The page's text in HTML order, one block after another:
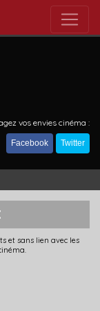
vos envies cinéma :
Facebook Twitter
et sans lien avec les